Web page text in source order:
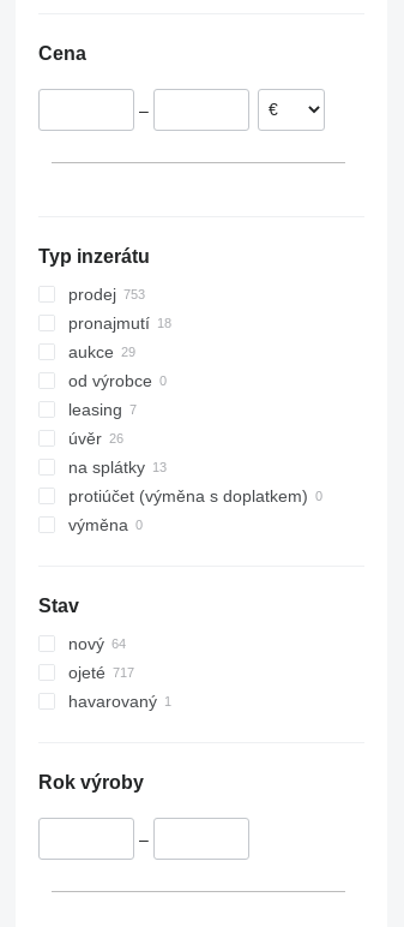
Datteln
Hildesheim
Itálie
Slovensko
Argentina
Cena
–
Typ inzerátu
prodej
pronajmutí
aukce
od výrobce
leasing
úvěr
na splátky
protiúčet (výměna s doplatkem)
výměna
Stav
nový
ojeté
havarovaný
Rok výroby
–